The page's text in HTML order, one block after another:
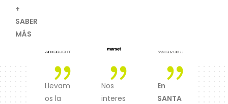
+
SABER
MÁS
Llevam
os la
Nos
interes
En
SANTA